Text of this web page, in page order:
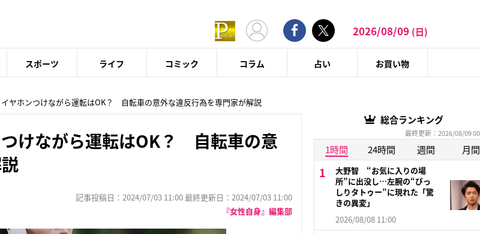
2026/08/09 (日)
スポーツ ライフ コミック コラム 占い お買い物
ヤホンつけながら運転はOK？ 自転車の意外な違反行為を専門家が解説
けながら運転はOK？ 自転車の意
記事投稿日：2024/07/03 11:00 最終更新日：2024/07/03 11:00
『女性自身』編集部
総合ランキング
最終更新：2026/08/09
1時間 24時間 週間 月間
大野智 “お気に入りの場
所”に出没し…左腕の“びっ
しりタトゥー”に現れた「驚
きの異変」
2026/08/08 11:00